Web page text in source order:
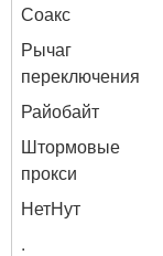
Соакс
Рычаг
переключения
Райобайт
Штормовые
прокси
НетНут
.